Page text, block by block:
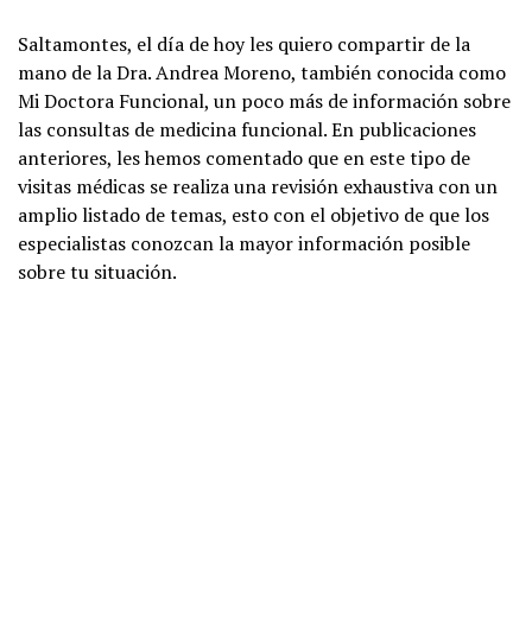
Saltamontes, el día de hoy les quiero compartir de la
mano de la Dra. Andrea Moreno, también conocida como
Mi Doctora Funcional, un poco más de información sobre
las consultas de medicina funcional. En publicaciones
anteriores, les hemos comentado que en este tipo de
visitas médicas se realiza una revisión exhaustiva con un
amplio listado de temas, esto con el objetivo de que los
especialistas conozcan la mayor información posible
sobre tu situación.